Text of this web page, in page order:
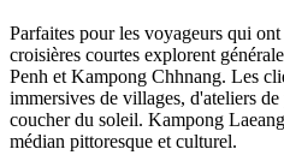
Parfaites pour les voyageurs qui
croisières courtes explorent
Penh et Kampong Chhnang. Les
immersives de villages, d'ateliers
coucher du soleil. Kampong
médian pittoresque et culturel.